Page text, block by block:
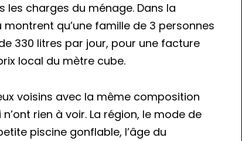
les charges du ménage. Dans la
qu’une famille de 3 personnes
330 litres par jour, pour une facture
local du mètre cube.
voisins avec la même composition
rien à voir. La région, le mode de
piscine gonflable, l’âge du